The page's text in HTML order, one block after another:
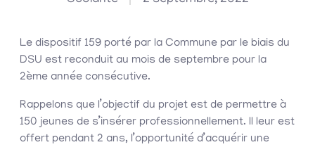
Le dispositif 159 porté par la Commune par le biais du
DSU est reconduit au mois de septembre pour la
2ème année consécutive.
Rappelons que l’objectif du projet est de permettre à
150 jeunes de s’insérer professionnellement. Il leur est
offert pendant 2 ans, l’opportunité d’acquérir une